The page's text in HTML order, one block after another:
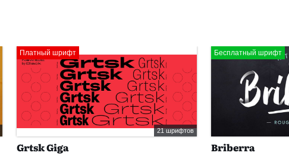
Платный шрифт
21 шрифтов
Grtsk Giga
Бесплатный шрифт
Briberra